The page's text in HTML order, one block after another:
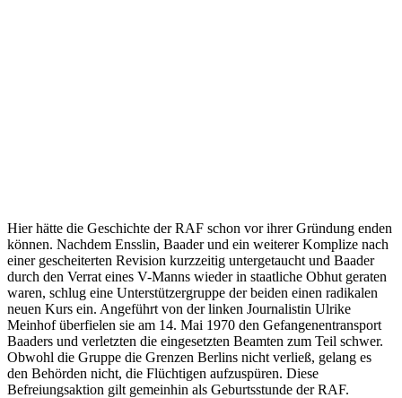
Hier hätte die Geschichte der RAF schon vor ihrer Gründung enden
können. Nachdem Ensslin, Baader und ein weiterer Komplize nach
einer gescheiterten Revision kurzzeitig untergetaucht und Baader
durch den Verrat eines V-Manns wieder in staatliche Obhut geraten
waren, schlug eine Unterstützergruppe der beiden einen radikalen
neuen Kurs ein. Angeführt von der linken Journalistin Ulrike
Meinhof überfielen sie am 14. Mai 1970 den Gefangenentransport
Baaders und verletzten die eingesetzten Beamten zum Teil schwer.
Obwohl die Gruppe die Grenzen Berlins nicht verließ, gelang es
den Behörden nicht, die Flüchtigen aufzuspüren. Diese
Befreiungsaktion gilt gemeinhin als Geburtsstunde der RAF.